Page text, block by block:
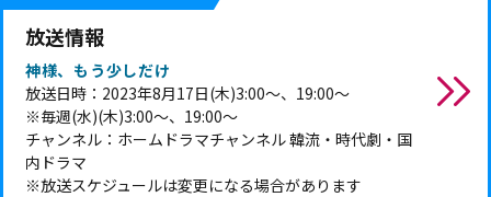
放送情報
神様、もう少しだけ
放送日時：2023年8月17日(木)3:00～、19:00～
※毎週(水)(木)3:00～、19:00～
チャンネル：ホームドラマチャンネル 韓流・時代劇・国
内ドラマ
※放送スケジュールは変更になる場合があります